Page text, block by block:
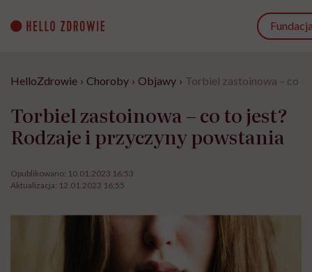
content
HelloZdrowie › Choroby › Objawy › Torbiel zastoinowa – co
Torbiel zastoinowa – co to jest?
Rodzaje i przyczyny powstania
Opublikowano: 10.01.2023 16:53
Aktualizacja: 12.01.2023 16:55